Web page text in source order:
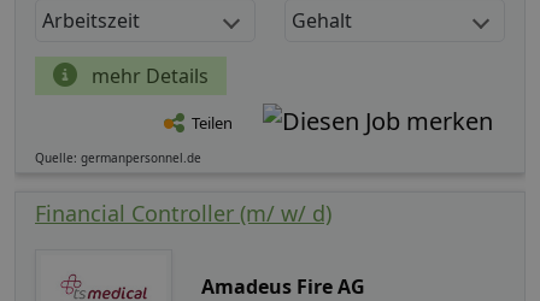
Arbeitszeit Gehalt
mehr Details
Teilen
Quelle: germanpersonnel.de
Financial Controller (m/ w/ d)
Amadeus Fire AG